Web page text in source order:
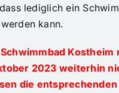
lediglich ein
kann.
Kostheim
2023 weiterhin
die entsprechenden